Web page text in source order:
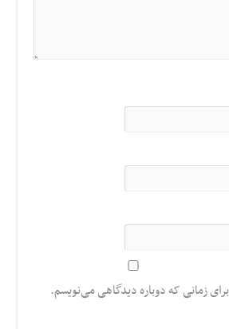
زمانی که دوباره دیدگاهی می‌نویسم.